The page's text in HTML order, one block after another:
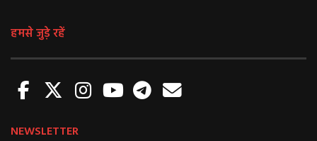
हमसे जुड़े रहें
NEWSLETTER